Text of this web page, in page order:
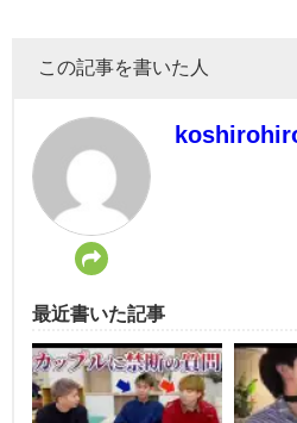
この記事を書いた人
最近書いた記事